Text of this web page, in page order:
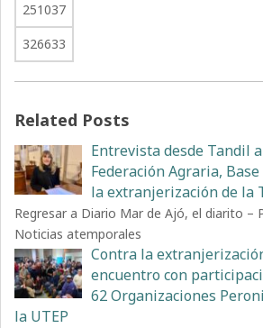
251037
326633
Related Posts
Entrevista desde Tandil
Federación Agraria,
la extranjerización de la
Regresar a Diario Mar de Ajó, el diarito –
Noticias atemporales
Contra la
encuentro con
62 Organizaciones
la UTEP